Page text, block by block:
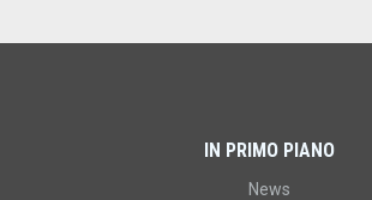
IN PRIMO PIANO
News